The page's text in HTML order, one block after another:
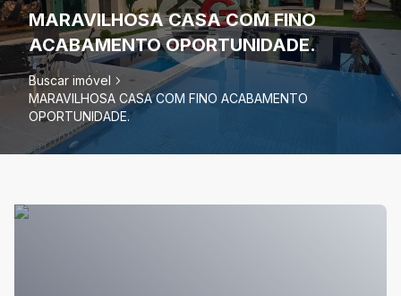
MARAVILHOSA CASA COM FINO
ACABAMENTO OPORTUNIDADE.
Buscar imóvel
MARAVILHOSA CASA COM FINO ACABAMENTO
OPORTUNIDADE.